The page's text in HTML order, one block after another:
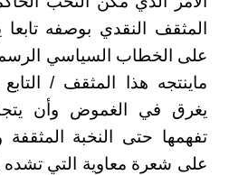
المثقف النقدي بوصفه
على الخطاب السياسي
ماينتجه هذا المثقف /
يغرق في الغموض وأن
تفهمها حتى النخبة
على شعرة معاوية التي تشده